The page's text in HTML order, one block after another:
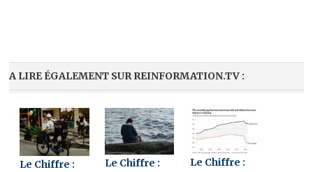
A LIRE ÉGALEMENT SUR REINFORMATION.TV :
Le Chiffre :
Le Chiffre :
Le Chiffre :